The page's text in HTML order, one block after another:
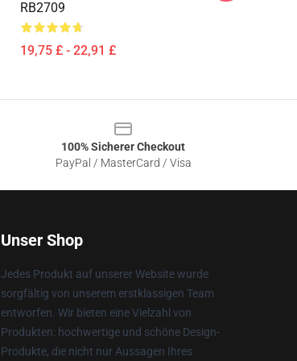
RB2709
19,75 £ - 22,91 £
100% Sicherer Checkout
PayPal / MasterCard / Visa
Unser Shop
Jedes Produkt auf unserer Website wurde
sorgfältig von unserem erstklassigen Team
entworfen. Wir bieten eine Vielzahl von
Produkten: hochwertige und schöne Design-
Produkte, die nicht nur Aussagen Ihres